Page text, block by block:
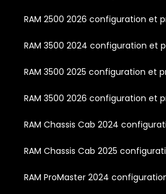
RAM 2500 2026 configuration et
RAM 3500 2024 configuration et
RAM 3500 2025 configuration et
RAM 3500 2026 configuration et
RAM Chassis Cab 2024
RAM Chassis Cab 2025
RAM ProMaster 2024